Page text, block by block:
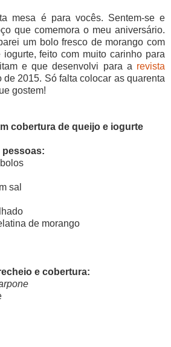
mesa é para vocês. Sentem-se e
que comemora o meu aniversário.
um bolo fresco de morango com
feito com muito carinho para
e que desenvolvi para a revista
2015. Só falta colocar as quarenta
gostem!
cobertura de queijo e iogurte
pessoas:
sal
de morango
e cobertura: